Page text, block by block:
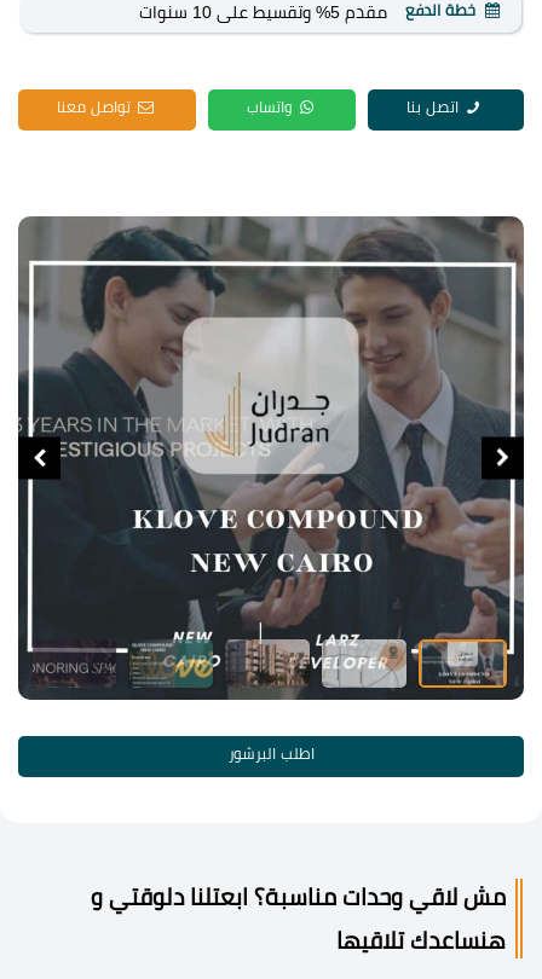
خطة الدفع مقدم 5% وتقسيط على 10 سنوات
اتصل بنا واتساب تواصل معنا
اطلب البرشور
مش لاقي وحدات مناسبة؟ ابعتلنا دلوقتي و
هنساعدك تلاقيها